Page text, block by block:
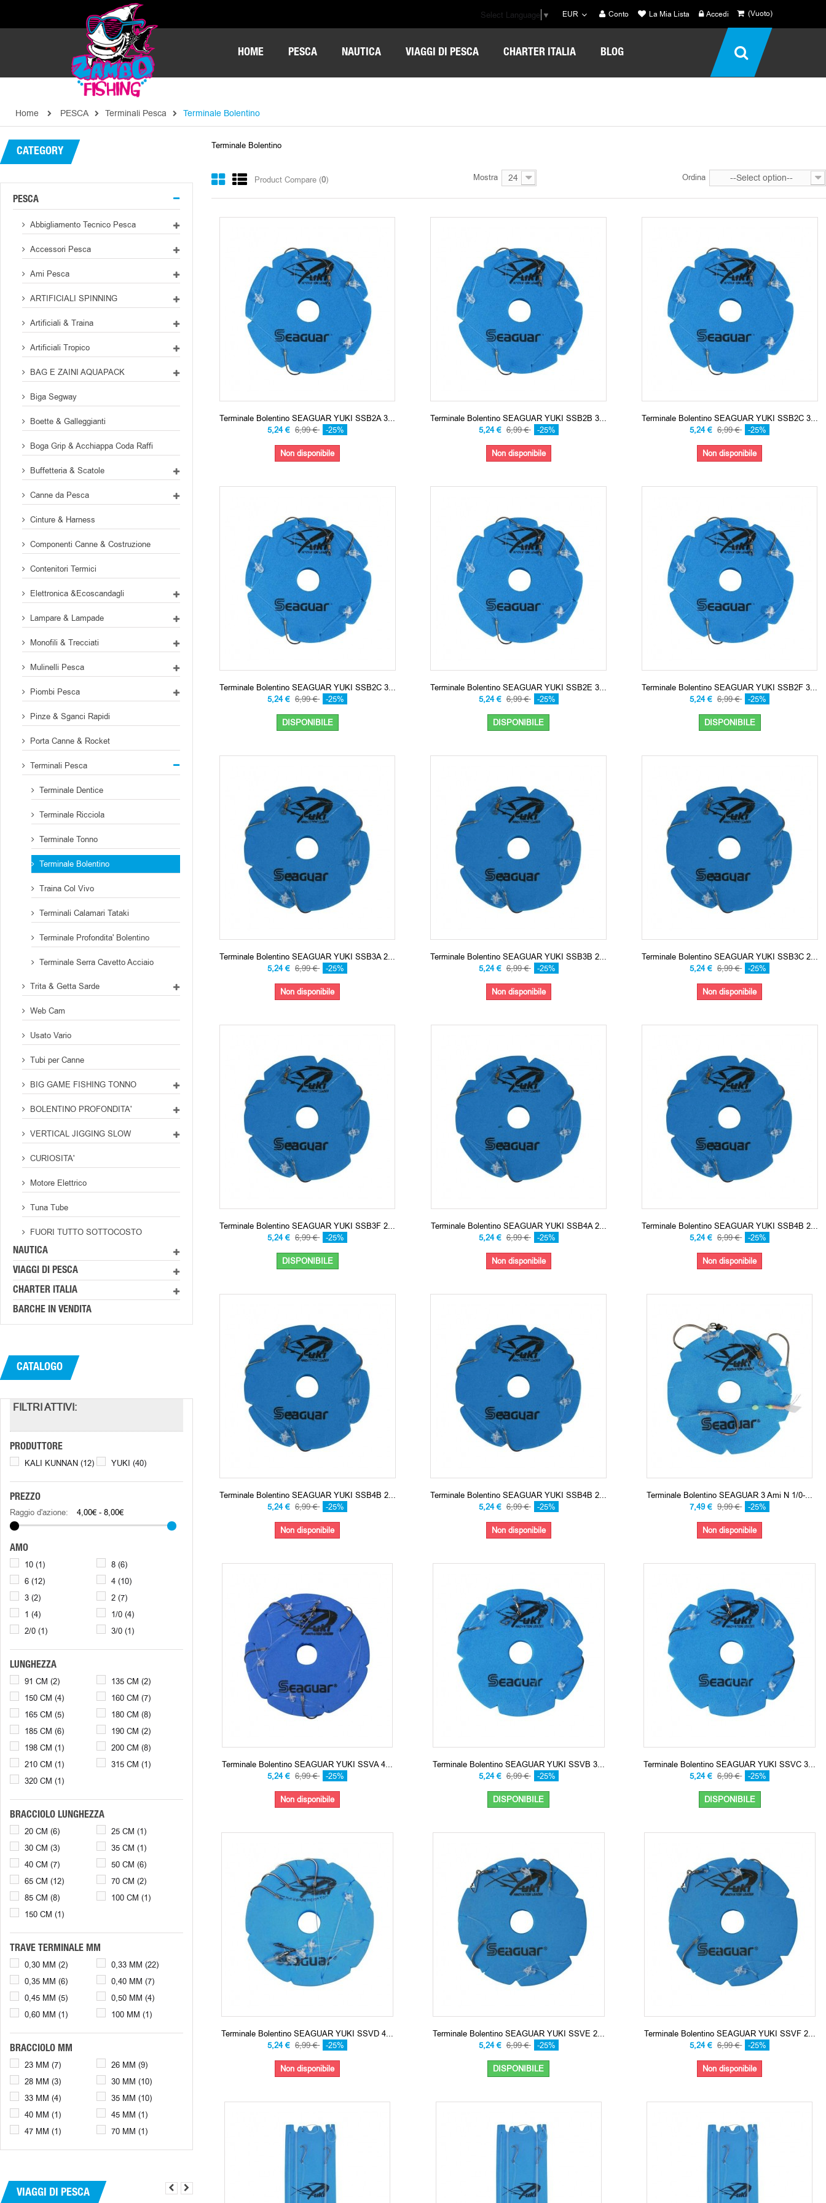
(Vuoto)
Conto La Mia Lista Accedi
EUR
Select Language ▼
HOME PESCA NAUTICA VIAGGI DI PESCA CHARTER ITALIA BLOG
Home PESCA Terminali Pesca Terminale Bolentino
CATEGORY
PESCA
Abbigliamento Tecnico Pesca
Accessori Pesca
Ami Pesca
ARTIFICIALI SPINNING
Artificiali & Traina
Artificiali Tropico
BAG E ZAINI AQUAPACK
Biga Segway
Boette & Galleggianti
Boga Grip & Acchiappa Coda Raffi
Buffetteria & Scatole
Canne da Pesca
Cinture & Harness
Componenti Canne & Costruzione
Contenitori Termici
Elettronica &Ecoscandagli
Lampare & Lampade
Monofili & Trecciati
Mulinelli Pesca
Piombi Pesca
Pinze & Sganci Rapidi
Porta Canne & Rocket
Terminali Pesca
Terminale Dentice
Terminale Ricciola
Terminale Tonno
Terminale Bolentino
Traina Col Vivo
Terminali Calamari Tataki
Terminale Profondita' Bolentino
Terminale Serra Cavetto Acciaio
Trita & Getta Sarde
Web Cam
Usato Vario
Tubi per Canne
BIG GAME FISHING TONNO
BOLENTINO PROFONDITA'
VERTICAL JIGGING SLOW
CURIOSITA'
Motore Elettrico
Tuna Tube
FUORI TUTTO SOTTOCOSTO
NAUTICA
VIAGGI DI PESCA
CHARTER ITALIA
BARCHE IN VENDITA
CATALOGO
FILTRI ATTIVI:
PRODUTTORE
KALI KUNNAN (12) YUKI (40)
PREZZO
Raggio d'azione: 4,00€ - 8,00€
AMO
10 (1) 8(6)
6 (12) 4(10)
3 (2) 2(7)
1 (4) 1/0(4)
2/0 (1) 3/0(1)
LUNGHEZZA
91 CM (2) 135 CM (2)
150 CM (4) 160 CM (7)
165 CM (5) 180 CM (8)
185 CM (6) 190 CM (2)
198 CM (1) 200 CM (8)
210 CM (1) 315 CM (1)
320 CM (1)
BRACCIOLO LUNGHEZZA
20 CM (6) 25 CM (1)
30 CM (3) 35 CM (1)
40 CM (7) 50 CM (6)
65 CM (12) 70 CM (2)
85 CM (8) 100 CM (1)
150 CM (1)
TRAVE TERMINALE MM
0,30 MM (2) 0,33 MM (22)
0,35 MM (6) 0,40 MM (7)
0,45 MM (5) 0,50 MM (4)
0,60 MM (1) 100 MM (1)
BRACCIOLO MM
23 MM (7) 26 MM (9)
28 MM (3) 30 MM (10)
33 MM (4) 35 MM (10)
40 MM (1) 45 MM (1)
47 MM (1) 70 MM (1)
VIAGGI DI PESCA
Terminale Bolentino
Ordina --Select option--
Product Compare (0) Mostra 24
Terminale Bolentino SEAGUAR YUKI SSB2A 3...
5,24 € 6,99 € -25%
Non disponibile
Terminale Bolentino SEAGUAR YUKI SSB2B 3...
5,24 € 6,99 € -25%
Non disponibile
Terminale Bolentino SEAGUAR YUKI SSB2C 3...
5,24 € 6,99 € -25%
Non disponibile
Terminale Bolentino SEAGUAR YUKI SSB2C 3...
5,24 € 6,99 € -25%
DISPONIBILE
Terminale Bolentino SEAGUAR YUKI SSB2E 3...
5,24 € 6,99 € -25%
DISPONIBILE
Terminale Bolentino SEAGUAR YUKI SSB2F 3...
5,24 € 6,99 € -25%
DISPONIBILE
Terminale Bolentino SEAGUAR YUKI SSB3A 2...
5,24 € 6,99 € -25%
Non disponibile
Terminale Bolentino SEAGUAR YUKI SSB3B 2...
5,24 € 6,99 € -25%
Non disponibile
Terminale Bolentino SEAGUAR YUKI SSB3C 2...
5,24 € 6,99 € -25%
Non disponibile
Terminale Bolentino SEAGUAR YUKI SSB3F 2...
5,24 € 6,99 € -25%
DISPONIBILE
Terminale Bolentino SEAGUAR YUKI SSB4A 2...
5,24 € 6,99 € -25%
Non disponibile
Terminale Bolentino SEAGUAR YUKI SSB4B 2...
5,24 € 6,99 € -25%
Non disponibile
Terminale Bolentino SEAGUAR YUKI SSB4B 2...
5,24 € 6,99 € -25%
Non disponibile
Terminale Bolentino SEAGUAR YUKI SSB4B 2...
5,24 € 6,99 € -25%
Non disponibile
Terminale Bolentino SEAGUAR 3 Ami N 1/0-...
7,49 € 9,99 € -25%
Non disponibile
Terminale Bolentino SEAGUAR YUKI SSVA 4...
5,24 € 6,99 € -25%
Non disponibile
Terminale Bolentino SEAGUAR YUKI SSVB 3...
5,24 € 6,99 € -25%
DISPONIBILE
Terminale Bolentino SEAGUAR YUKI SSVC 3...
5,24 € 6,99 € -25%
DISPONIBILE
Terminale Bolentino SEAGUAR YUKI SSVD 4...
5,24 € 6,99 € -25%
Non disponibile
Terminale Bolentino SEAGUAR YUKI SSVE 2...
5,24 € 6,99 € -25%
DISPONIBILE
Terminale Bolentino SEAGUAR YUKI SSVF 2...
5,24 € 6,99 € -25%
Non disponibile